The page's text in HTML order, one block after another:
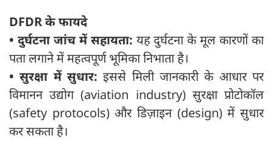
DFDRके फायदे
• दुर्घटना जांच में सहायता: यह दुर्घटना के मूल कारणों का
पता लगाने में महत्वपूर्ण भूमिका निभाता है।
• सुरक्षा में सुधार:इससे मिली जानकारी के आधार पर
विमानन उद्योग (aviation industry) सुरक्षा प्रोटोकॉल
(safety protocols) और डिज़ाइन (design) में सुधार
कर सकता है।